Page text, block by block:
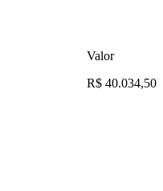
Valor
R$ 40.034,50